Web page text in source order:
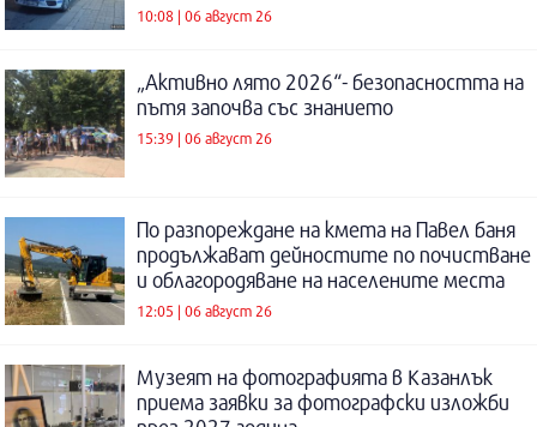
10:08 | 06 август 26
„Активно лято 2026“- безопасността на
пътя започва със знанието
15:39 | 06 август 26
По разпореждане на кмета на Павел баня
продължават дейностите по почистване
и облагородяване на населените места
12:05 | 06 август 26
Музеят на фотографията в Казанлък
приема заявки за фотографски изложби